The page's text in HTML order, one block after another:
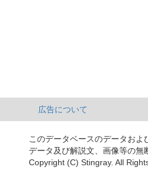
広告について
このデータベースのデータおよ
データ及び解説文、画像等の無
Copyright (C) Stingray. All